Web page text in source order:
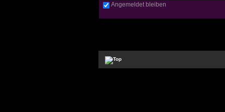
Angemeldet bleiben